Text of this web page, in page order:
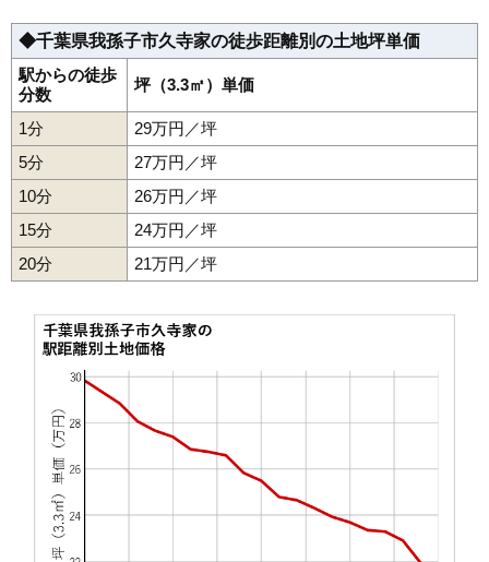
39 都部新田 7.0万円 761万円
40
41
◆千葉県我孫子市久寺家の徒歩距離別の土地坪単価
駅からの徒歩
分数
坪（3.3㎡）単価
1分
29万円／坪
5分
27万円／坪
10分
26万円／坪
15分
24万円／坪
20分
21万円／坪